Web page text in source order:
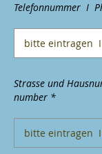
Telefonnummer I
Strasse und
number *